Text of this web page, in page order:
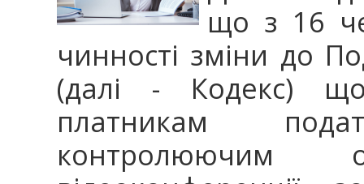
що з 16
чинності зміни до
(далі - Кодекс)
платникам